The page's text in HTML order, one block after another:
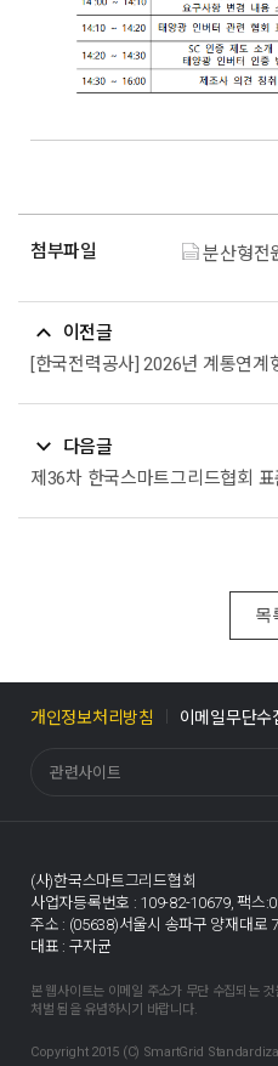
첨부파일 분산형전원 연
이전글
다음글
목
개인정보처리방침 이메일무단수
관련사이트
(사)한국스마트그리드협회
사업자등록번호 : 109-82-10679, 팩스
주소 : (05638)서울시 송파구 양재대로
대표 : 구자균
본 웹사이트는 이메일 주소가 무단 수집되는
처벌 됨을 유념하시기 바랍니다.
Copyright 2015 (C) SmartGrid